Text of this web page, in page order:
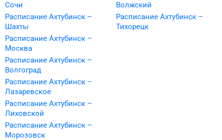
Сочи
Волжский
Расписание Ахтубинск –
Шахты
Расписание Ахтубинск –
Москва
Расписание Ахтубинск –
Волгоград
Расписание Ахтубинск –
Лазаревское
Расписание Ахтубинск –
Лиховской
Расписание Ахтубинск –
Морозовск
Расписание Ахтубинск –
Тихорецк